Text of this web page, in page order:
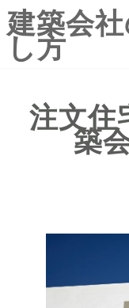
Skip
to
content
建築会
し方
注文住
築